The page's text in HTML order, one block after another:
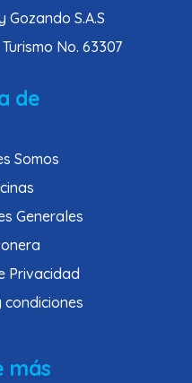
S.A.S
No. 63307
de
Somos
Generales
Privacidad
condiciones
más